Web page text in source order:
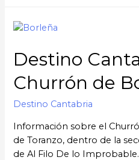
Destino
Churrón de
Destino Cantabria
Información sobre el
de Toranzo, dentro de la
de Al Filo De lo Improbable.